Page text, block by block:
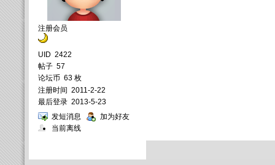
注册会员
UID 2422
帖子 57
论坛币 63 枚
注册时间 2011-2-22
最后登录 2013-5-23
发短消息
加为好友
当前离线